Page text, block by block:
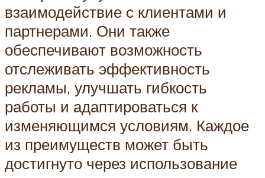
взаимодействие с клиентами и
партнерами. Они также
обеспечивают возможность
отслеживать эффективность
рекламы, улучшать гибкость
работы и адаптироваться к
изменяющимся условиям. Каждое
из преимуществ может быть
достигнуто через использование